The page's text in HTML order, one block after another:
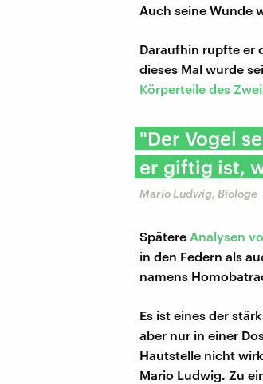
Auch seine Wunde
Daraufhin rupfte er
dieses Mal wurde
Körperteile des
"Der Vogel
er giftig ist,
Mario Ludwig, Biologe
Spätere Analysen
in den Federn als
namens
Es ist eines der
aber nur in einer
Hautstelle nicht
Mario Ludwig. Zu